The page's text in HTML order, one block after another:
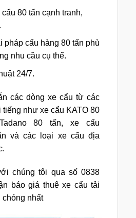
80 tấn cạnh tranh,
pháp cẩu hàng 80 tấn phù
nhu cầu cụ thể.
24/7.
các dòng xe cẩu từ các
như xe cẩu KATO 80
80 tấn, xe cẩu
và các loại xe cẩu địa
chúng tôi qua số 0838
báo giá thuê xe cẩu tải
nhất